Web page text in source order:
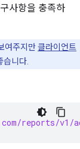
사항을 충족하
여주지만클라이언트
습니다.
reports/v1/